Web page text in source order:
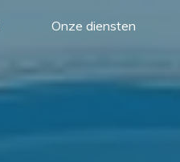
Onze diensten